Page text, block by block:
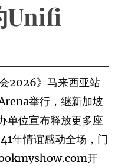
Unifi
2026》马来西亚站
举行，继新加坡
单位宣布释放更多座
年情谊感动全场，门
开